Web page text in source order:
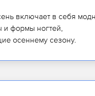
включает в себя
и формы ногтей,
осеннему сезону.